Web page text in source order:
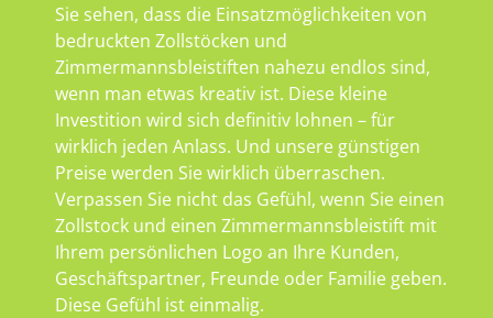
Sie sehen, dass die Einsatzmöglichkeiten von
bedruckten Zollstöcken und
Zimmermannsbleistiften nahezu endlos sind,
wenn man etwas kreativ ist. Diese kleine
Investition wird sich definitiv lohnen – für
wirklich jeden Anlass. Und unsere günstigen
Preise werden Sie wirklich überraschen.
Verpassen Sie nicht das Gefühl, wenn Sie einen
Zollstock und einen Zimmermannsbleistift mit
Ihrem persönlichen Logo an Ihre Kunden,
Geschäftspartner, Freunde oder Familie geben.
Diese Gefühl ist einmalig.